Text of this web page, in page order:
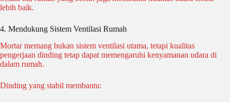
lebih baik.
4. Mendukung Sistem Ventilasi Rumah
Mortar memang bukan sistem ventilasi utama, tetapi kualitas
pengerjaan dinding tetap dapat memengaruhi kenyamanan udara di
dalam rumah.
Dinding yang stabil membantu: